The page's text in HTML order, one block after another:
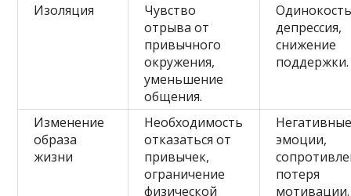
Изоляция
Чувство
отрыва от
привычного
окружения,
уменьшение
общения.
депрессия,
снижение
поддержки.
Изменение
образа
жизни
Необходимость
отказаться от
привычек,
ограничение
физической
эмоции,
потеря
мотивации.